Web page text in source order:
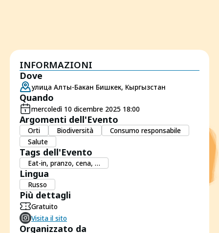
INFORMAZIONI
Dove
улица Алты-Бакан Бишкек, Кыргызстан
Quando
mercoledì 10 dicembre 2025 18:00
Argomenti dell'Evento
Orti Biodiversità
Consumo responsabile
Salute
Tags dell'Evento
Eat-in, pranzo, cena, …
Lingua
Russo
Più dettagli
Gratuito
Visita il sito
Organizzato da